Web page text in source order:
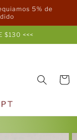
5% de
$130 <<<
Carrito